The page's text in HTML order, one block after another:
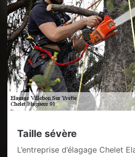
Taille sévère
L’entreprise d’élagage Chelet